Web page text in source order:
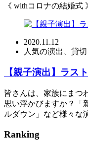
《 withコロナの結婚
2020.11.12
人気の演出、貸
【親子演出】ラス
皆さんは、家族にまつ
思い浮かびますか？「
ルダウン」など様々
Ranking